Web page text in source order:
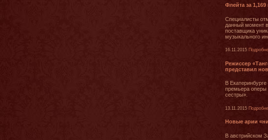
Флейта за
Специалисты
данный момент
поставщика
музыкального
16.11.2015
Режиссер
представил
В
премьера оперы
сестры».
13.11.2015
Новые арии
В австрийском